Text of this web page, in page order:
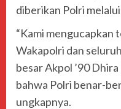
diberikan Polri
“Kami mengucapkan
Wakapolri dan
besar Akpol ’90
bahwa Polri benar-
ungkapnya.